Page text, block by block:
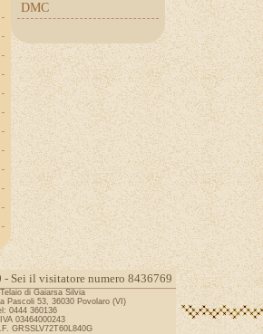
DMC
Sei il visitatore numero 8436769
Telaio di Gaiarsa Silvia
Pascoli 53, 36030 Povolaro (VI)
0444 360136
03464000243
GRSSLV72T60L840G